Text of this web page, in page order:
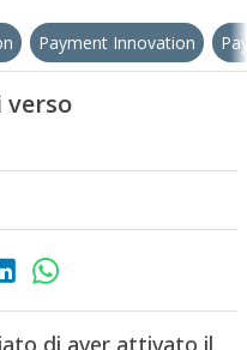
Payment Innovation